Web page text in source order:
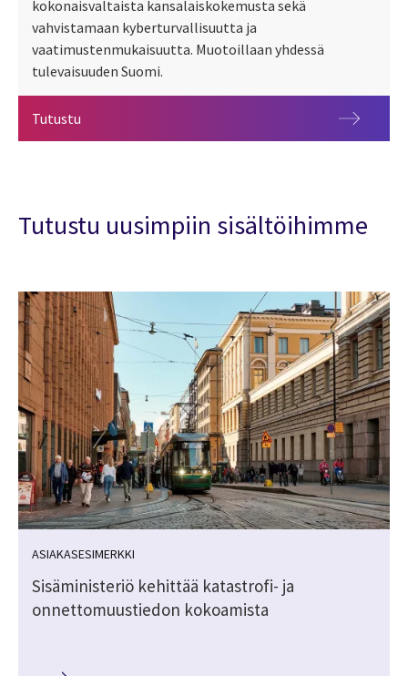
kokonaisvaltaista kansalaiskokemusta sekä
vahvistamaan kyberturvallisuutta ja
vaatimustenmukaisuutta. Muotoillaan yhdessä
tulevaisuuden Suomi.
Tutustu
Tutustu uusimpiin sisältöihimme
ASIAKASESIMERKKI
Sisäministeriö kehittää katastrofi- ja
onnettomuustiedon kokoamista